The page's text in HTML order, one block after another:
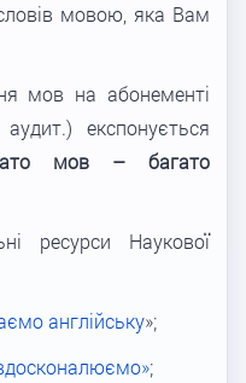
мовою, яка Вам
мов на абонементі
експонується
мов – багато
ресурси Наукової
англійську»;
;